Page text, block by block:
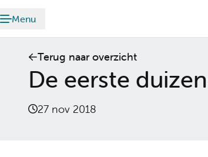
Menu
De eerste
27 nov 2018
Terug naar overzicht